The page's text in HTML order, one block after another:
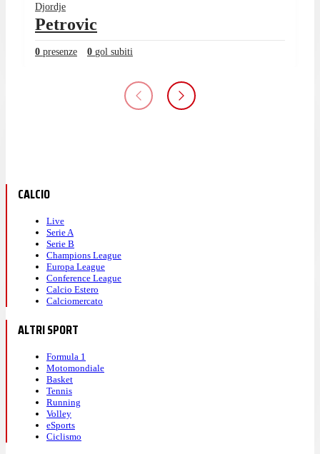
Djordje
Petrovic
0 presenze 0 gol subiti
CALCIO
Live
Serie A
Serie B
Champions League
Europa League
Conference League
Calcio Estero
Calciomercato
ALTRI SPORT
Formula 1
Motomondiale
Basket
Tennis
Running
Volley
eSports
Ciclismo